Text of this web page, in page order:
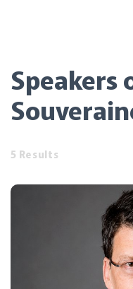
Speakers
5 Results